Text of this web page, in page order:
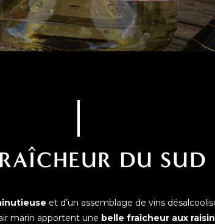
DU SUD
et d’un assemblage de vins
marin apportent une belle fraîcheur aux